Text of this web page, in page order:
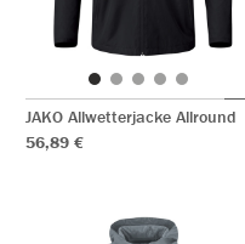
JAKO Allwetterjacke Allround
56,89 €